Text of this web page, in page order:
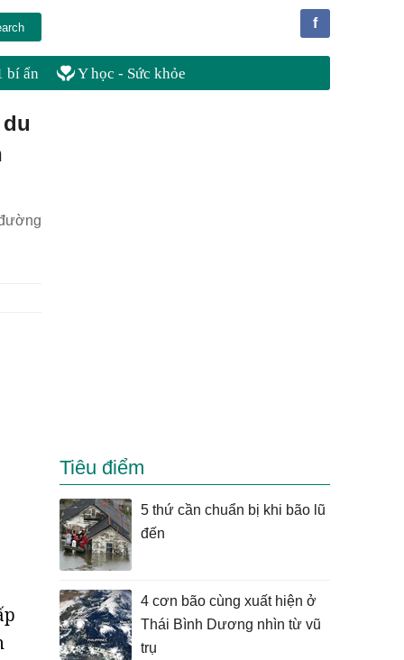
f
bí ẩn Y học - Sức khỏe
Tiêu điểm
5 thứ cần chuẩn bị khi bão lũ
đến
4 cơn bão cùng xuất hiện ở
Thái Bình Dương nhìn từ vũ
trụ